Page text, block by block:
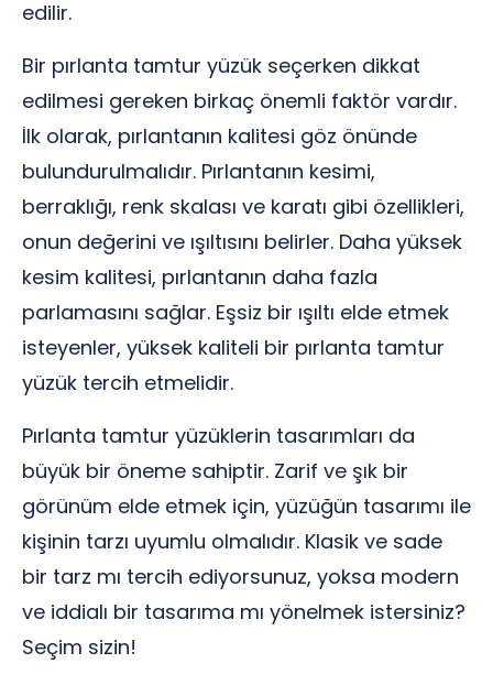
edilir.
Bir pırlanta tamtur yüzük seçerken dikkat
edilmesi gereken birkaç önemli faktör vardır.
İlk olarak, pırlantanın kalitesi göz önünde
bulundurulmalıdır. Pırlantanın kesimi,
berraklığı, renk skalası ve karatı gibi özellikleri,
onun değerini ve ışıltısını belirler. Daha yüksek
kesim kalitesi, pırlantanın daha fazla
parlamasını sağlar. Eşsiz bir ışıltı elde etmek
isteyenler, yüksek kaliteli bir pırlanta tamtur
yüzük tercih etmelidir.
Pırlanta tamtur yüzüklerin tasarımları da
büyük bir öneme sahiptir. Zarif ve şık bir
görünüm elde etmek için, yüzüğün tasarımı ile
kişinin tarzı uyumlu olmalıdır. Klasik ve sade
bir tarz mı tercih ediyorsunuz, yoksa modern
ve iddialı bir tasarıma mı yönelmek istersiniz?
Seçim sizin!